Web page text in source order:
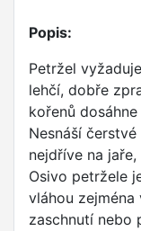
Popis:
Petržel
lehčí, dobře
kořenů
Nesnáší
nejdříve na
Osivo petržele
vláhou
zaschnutí nebo